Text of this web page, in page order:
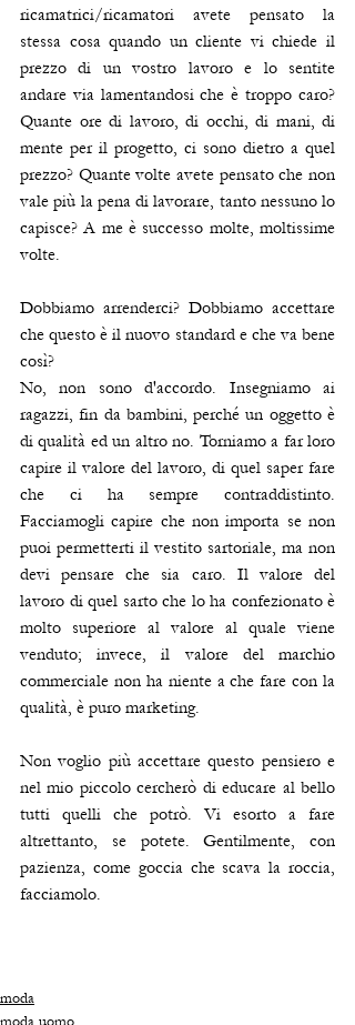
ricamatrici/ricamatori avete pensato la
stessa cosa quando un cliente vi chiede il
prezzo di un vostro lavoro e lo sentite
andare via lamentandosi che è troppo caro?
Quante ore di lavoro, di occhi, di mani, di
mente per il progetto, ci sono dietro a quel
prezzo? Quante volte avete pensato che non
vale più la pena di lavorare, tanto nessuno lo
capisce? A me è successo molte, moltissime
volte.
Dobbiamo arrenderci? Dobbiamo accettare
che questo è il nuovo standard e che va bene
così?
No, non sono d'accordo. Insegniamo ai
ragazzi, fin da bambini, perché un oggetto è
di qualità ed un altro no. Torniamo a far loro
capire il valore del lavoro, di quel saper fare
che ci ha sempre contraddistinto.
Facciamogli capire che non importa se non
puoi permetterti il vestito sartoriale, ma non
devi pensare che sia caro. Il valore del
lavoro di quel sarto che lo ha confezionato è
molto superiore al valore al quale viene
venduto; invece, il valore del marchio
commerciale non ha niente a che fare con la
qualità, è puro marketing.
Non voglio più accettare questo pensiero e
nel mio piccolo cercherò di educare al bello
tutti quelli che potrò. Vi esorto a fare
altrettanto, se potete. Gentilmente, con
pazienza, come goccia che scava la roccia,
facciamolo.
moda
moda uomo